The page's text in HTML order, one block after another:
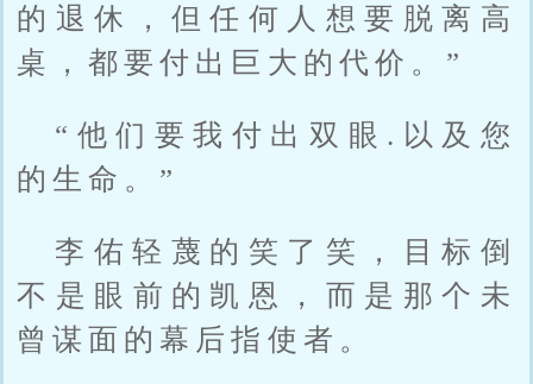
的退休，但任何人想要脱离高
桌，都要付出巨大的代价。”
“他们要我付出双眼.以及您
的生命。”
李佑轻蔑的笑了笑，目标倒
不是眼前的凯恩，而是那个未
曾谋面的幕后指使者。